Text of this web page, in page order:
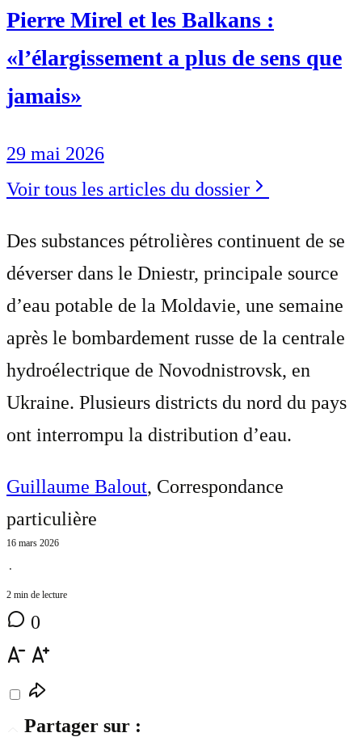
Pierre Mirel et les Balkans :
«l’élargissement a plus de sens que
jamais»
29 mai 2026
Voir tous les articles du dossier
Des substances pétrolières continuent de se
déverser dans le Dniestr, principale source
d’eau potable de la Moldavie, une semaine
après le bombardement russe de la centrale
hydroélectrique de Novodnistrovsk, en
Ukraine. Plusieurs districts du nord du pays
ont interrompu la distribution d’eau.
Guillaume Balout, Correspondance
particulière
16 mars 2026
⋅
2 min de lecture
0
Partager sur :